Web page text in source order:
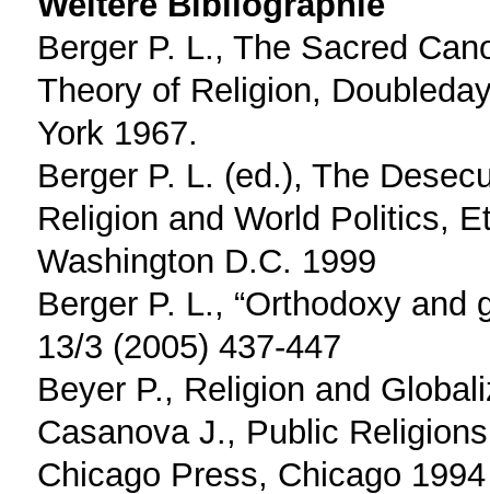
Berger P. L., The Sacred
Theory of Religion,
York 1967.
Berger P. L. (ed.), The
Religion and World Politics,
Washington D.C. 1999
Berger P. L., “Orthodoxy and
13/3 (2005) 437-447
Beyer P., Religion and
Casanova J., Public
Chicago Press, Chicago 1994